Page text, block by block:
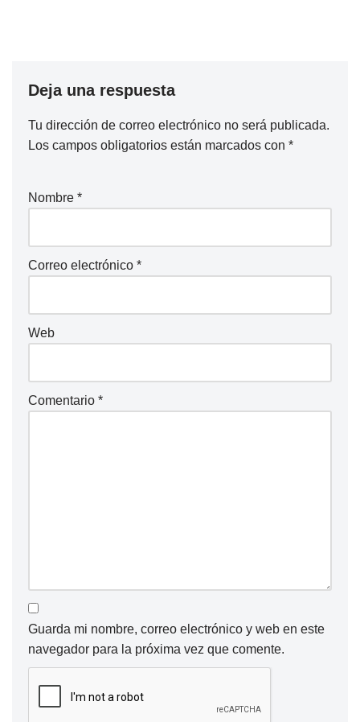
Deja una respuesta
Tu dirección de correo electrónico no será publicada.
Los campos obligatorios están marcados con *
Nombre *
Correo electrónico *
Web
Comentario *
Guarda mi nombre, correo electrónico y web en este
navegador para la próxima vez que comente.